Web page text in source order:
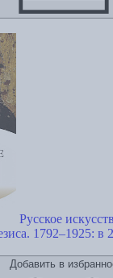
Русское
1792–1925: в
Добавить в